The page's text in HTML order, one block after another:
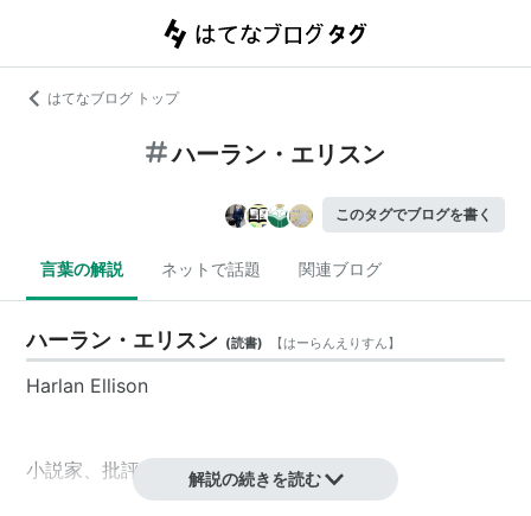
はてなブログ トップ
ハーラン・エリスン
このタグでブログを書く
言葉の解説 ネットで話題 関連ブログ
ハーラン・エリスン (読書) 【はーらんえりすん】
Harlan Ellison
小説家、批評家、シナリオライター。
1934年、米オハイオ州生まれ。
解説の続きを読む